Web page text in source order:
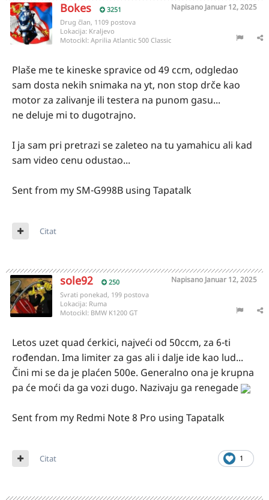
Bokes 3251 Napisano Januar 12, 2025
Drug član, 1109 postova
Lokacija: Kraljevo
Motocikl: Aprilia Atlantic 500 Classic
Plaše me te kineske spravice od 49 ccm, odgledao
sam dosta nekih snimaka na yt, non stop drče kao
motor za zalivanje ili testera na punom gasu...
ne deluje mi to dugotrajno.
I ja sam pri pretrazi se zaleteo na tu yamahicu ali kad
sam video cenu odustao...
Sent from my SM-G998B using Tapatalk
Citat
sole92 250 Napisano Januar 12, 2025
Svrati ponekad, 199 postova
Lokacija: Ruma
Motocikl: BMW K1200 GT
Letos uzet quad ćerkici, najveći od 50ccm, za 6-ti
rođendan. Ima limiter za gas ali i dalje ide kao lud...
Čini mi se da je plaćen 500e. Generalno ona je krupna
pa će moći da ga vozi dugo. Nazivaju ga renegade
Sent from my Redmi Note 8 Pro using Tapatalk
1
Citat